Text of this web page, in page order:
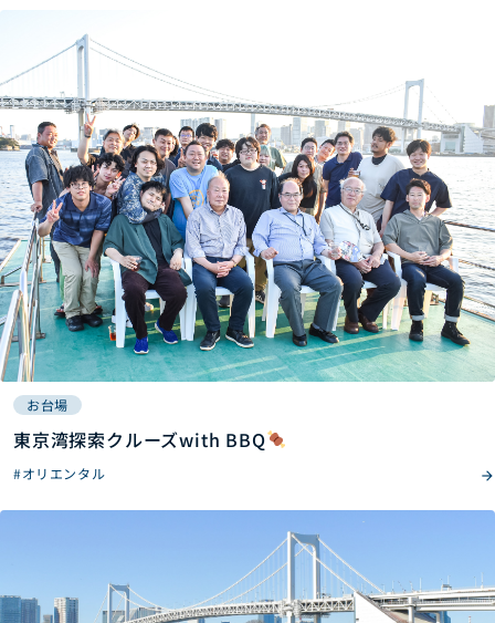
お台場
東京湾探索クルーズwith BBQ
#オリエンタル